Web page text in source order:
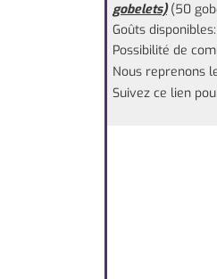
gobelets)(50
Goûts
Possibilité de
Nous reprenons
Suivez ce lien